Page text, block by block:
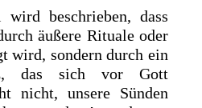
beschrieben, dass
äußere Rituale oder
wird, sondern durch ein
das sich vor Gott
nicht, unsere Sünden